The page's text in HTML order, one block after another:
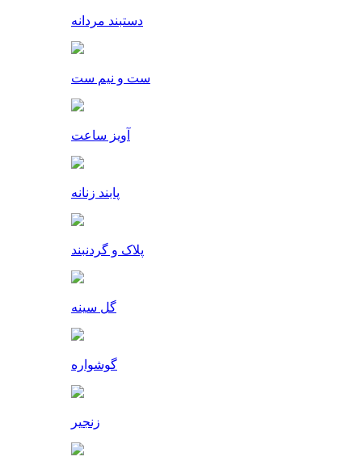
دستبند مردانه
ست و نیم ست
آویز ساعت
پابند زنانه
پلاک و گردنبند
گل سینه
گوشواره
زنجیر